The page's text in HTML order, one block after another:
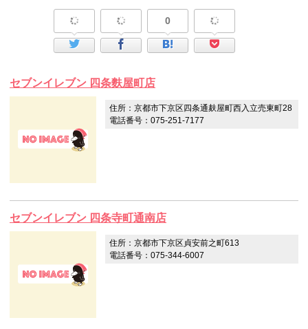
0
セブンイレブン 四条麩屋町店
住所：京都市下京区四条通麸屋町西入立売東町28
電話番号：075-251-7177
セブンイレブン 四条寺町通南店
住所：京都市下京区貞安前之町613
電話番号：075-344-6007